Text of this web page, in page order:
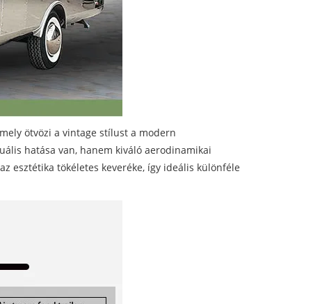
ötvözi a vintage stílust a modern
hatása van, hanem kiváló aerodinamikai
esztétika tökéletes keveréke, így ideális különféle